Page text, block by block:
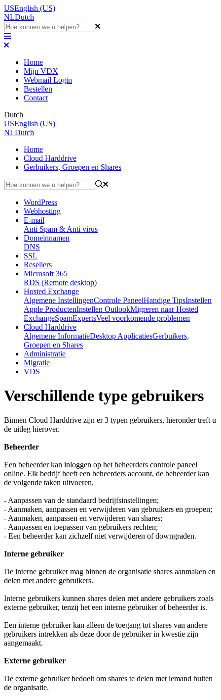
USEnglish (US)
NLDutch
Home
Mijn VDX
Webmail Login
Bestellen
Contact
Dutch
USEnglish (US)
NLDutch
Home
Cloud Harddrive
Gerbuikers, Groepen en Shares
WordPress
Webhosting
E-mail
Anti Spam & Anti virus
Domeinnamen
DNS
SSL
Resellers
Microsoft 365
RDS (Remote desktop)
Hosted Exchange
Algemene InstellingenControle PaneelHandige TipsInstellen
Apple ProductenInstellen OutlookMigreren naar Hosted
ExchangeSpamExpertsVeel voorkomende problemen
Cloud Harddrive
Algemene InformatieDesktop ApplicatiesGerbuikers,
Groepen en Shares
Administratie
Migratie
VDS
Verschillende type gebruikers
Binnen Cloud Harddrive zijn er 3 typen gebruikers, hieronder treft u
de uitleg hierover.
Beheerder
Een beheerder kan inloggen op het beheerders controle paneel
online. Elk bedrijf heeft een beheerders account, de beheerder kan
de volgende taken uitvoeren.
- Aanpassen van de standaard bedrijfsinstellingen;
- Aanmaken, aanpassen en verwijderen van gebruikers en groepen;
- Aanmaken, aanpassen en verwijderen van shares;
- Aanpassen en toepassen van gebruikers rechten;
- Een beheerder kan zichzelf niet verwijderen of downgraden.
Interne gebruiker
De interne gebruiker mag binnen de organisatie shares aanmaken en
delen met andere gebruikers.
Interne gebruikers kunnen shares delen met andere gebruikers zoals
externe gebruiker, tenzij het een interne gebruiker of beheerder is.
Een interne gebruiker kan alleen de toegang tot shares van andere
gebruikers intrekken als deze door de gebruiker in kwestie zijn
aangemaakt.
Externe gebruiker
De externe gebruiker bedoelt om shares te delen met iemand buiten
de organisatie.